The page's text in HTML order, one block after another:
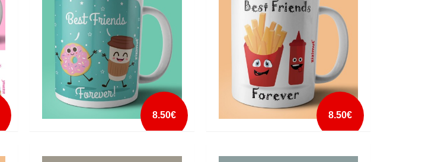
8.50€
COFFEE DONUT
8.50€
KETCHUP